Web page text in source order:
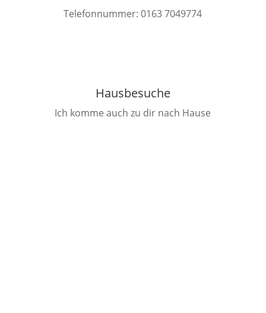
Telefonnummer: 0163 7049774
Hausbesuche
Ich komme auch zu dir nach Hause